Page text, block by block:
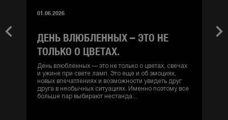
Previous
ДЕНЬ ВЛЮБЛЕННЫХ – ЭТО НЕ
ТОЛЬКО О ЦВЕТАХ.
День влюбленных — это не только о цветах, свечах
и ужине при свете ламп. Это еще и об эмоциях,
новых впечатлениях и возможности увидеть друг
друга в необычных ситуациях. Именно поэтому все
больше пар выбирают нестанда...
01.06.2026